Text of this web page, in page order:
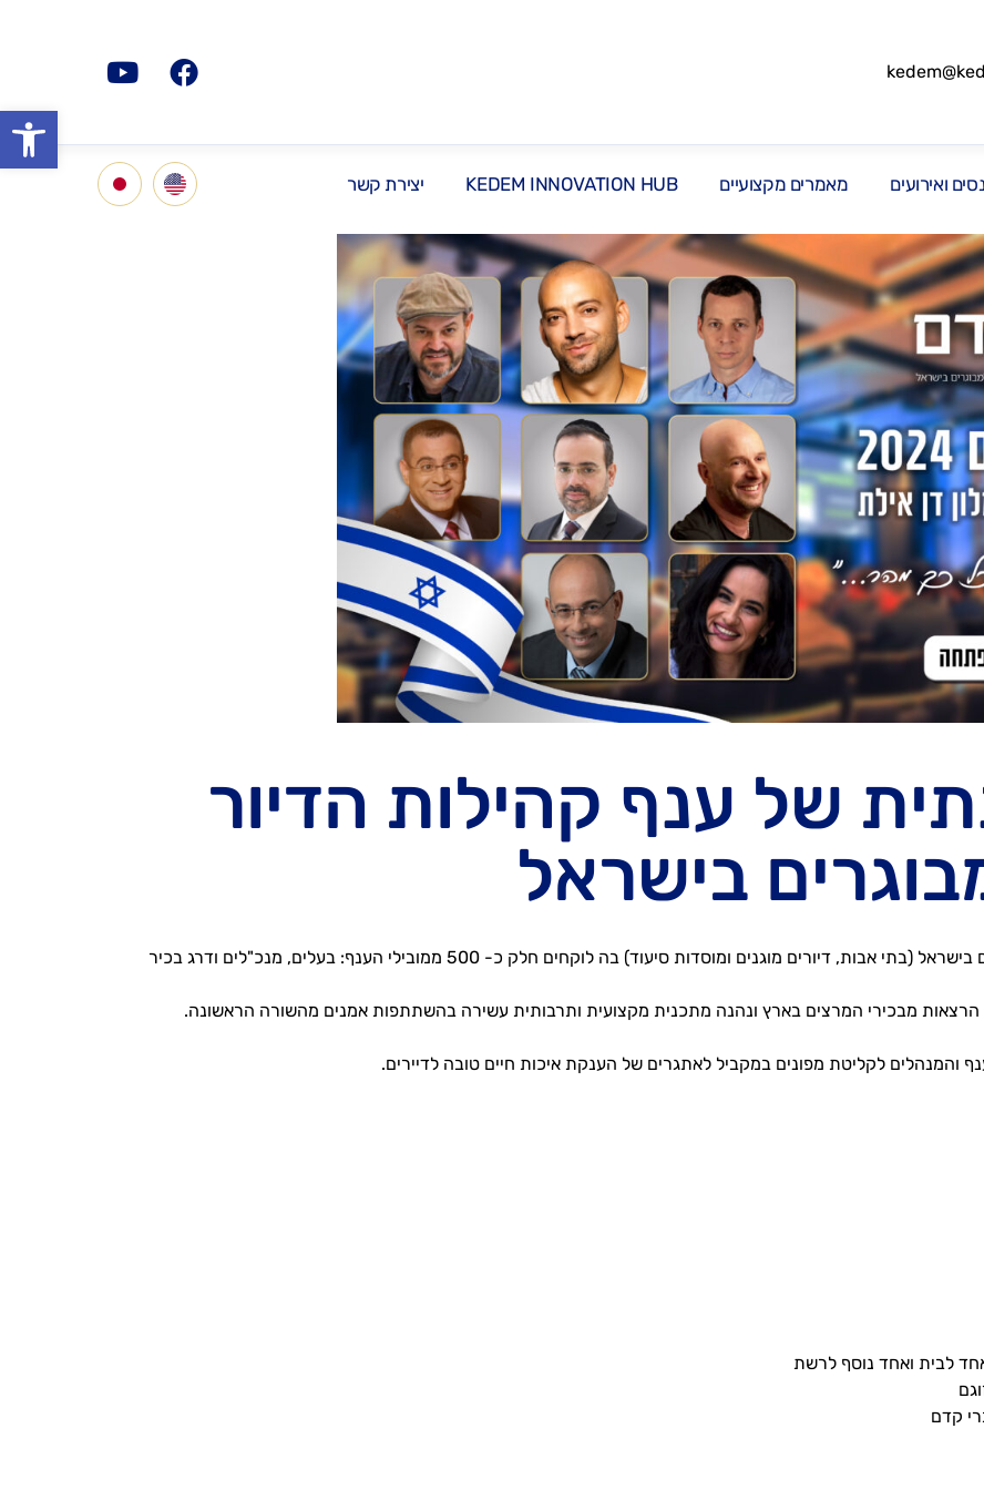
פתח
ואירועים מאמרים מקצועיים KEDEM INNOVATION HUB יצירת קשר
של ענף קהילות הדיור
בישראל
הוועידה השנתית הינה האירוע המרכזי של ענף קהילות הדיור למבוגרים בישראל (בתי אבות, דיורים מוגנים ומוסדות סיעוד) בה לוקחים חלק כ- 500 ממובילי הענף: בעלים, מנכ"לים ודרג בכיר
הרצאות מבכירי המרצים בארץ ונהנה מתכנית מקצועית ותרבותית עשירה בהשתתפות אמנים מהשורה הראשונה.
לקליטת מפונים במקביל לאתגרים של הענקת איכות חיים טובה לדיירים.